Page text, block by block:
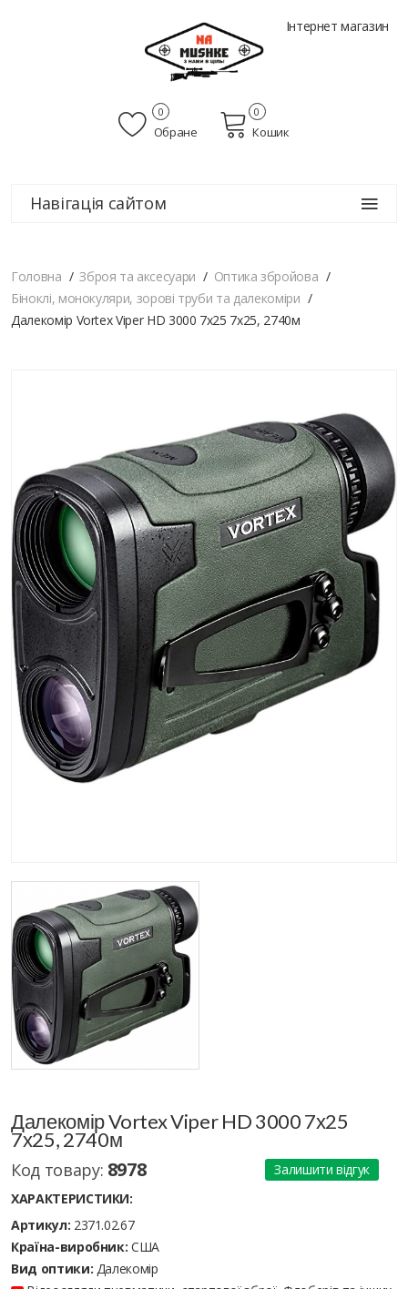
Інтернет магазин
Обране
0
Кошик
0
Навігація сайтом
Головна Зброя та аксесуари
Оптика збройова
Біноклі, монокуляри, зорові труби та далекоміри
Далекомір Vortex Viper HD 3000 7х25 7х25, 2740м
Далекомір Vortex Viper HD 3000 7х25
7х25, 2740м
Код товару: 8978
Залишити відгук
ХАРАКТЕРИСТИКИ:
Артикул: 2371.02.67
Країна-виробник: США
Вид оптики: Далекомір